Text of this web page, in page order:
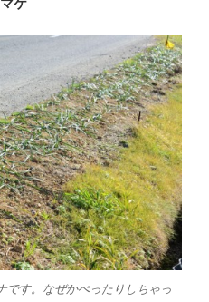
ケ
です。なぜかぺったりしちゃっ